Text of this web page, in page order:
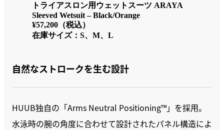
トライアスロン用ウェットスーツ ARAYA
Sleeved Wetsuit – Black/Orange
¥57,200（税込）
在庫サイズ：S、M、L
自然なストロークを生む設計
HUUB独自の「Arms Neutral Positioning™」を採用。
水泳時の腕の角度に合わせて設計されたパネル構造によ